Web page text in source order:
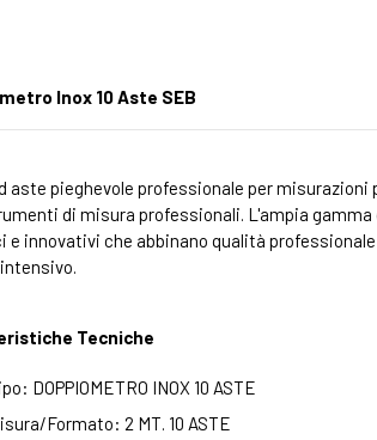
Inox 10 Aste SEB
aste pieghevole professionale per misurazioni
di misura professionali. L'ampia
e innovativi che abbinano qualità
Tecniche
DOPPIOMETRO INOX 10 ASTE
Formato: 2 MT. 10 ASTE